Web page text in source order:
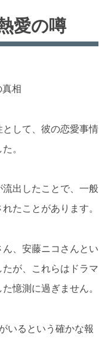
愛の噂
相
して、彼の恋愛事情
。
出したことで、一般
たことがあります。
、安藤ニコさんとい
が、これらはドラマ
憶測に過ぎません。
いるという確かな報